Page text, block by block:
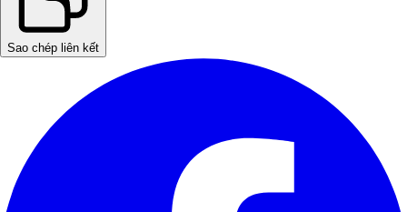
Sao chép liên kết